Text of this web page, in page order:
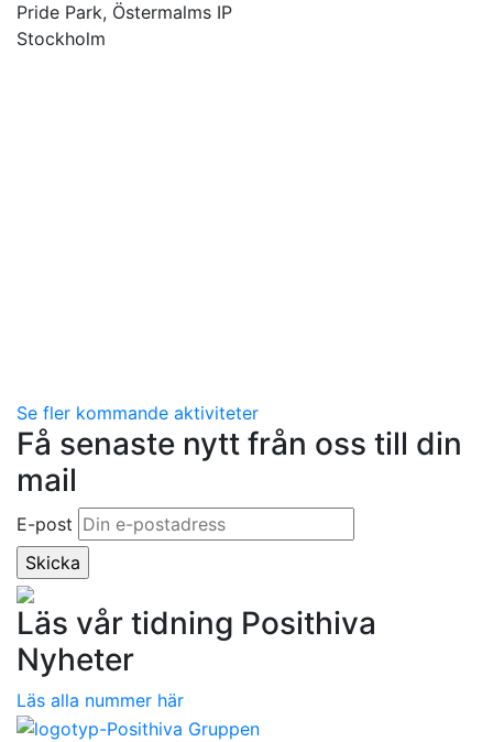
Pride Park, Östermalms IP
Stockholm
Se fler kommande aktiviteter
Få senaste nytt från oss till din
mail
E-post
Läs vår tidning Posithiva
Nyheter
Läs alla nummer här